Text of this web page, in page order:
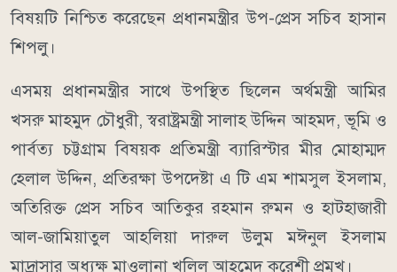
বিষয়টি নিশ্চিত করেছেন প্রধানমন্ত্রীর উপ-প্রেস সচিব হাসান
শিপলু।
এসময় প্রধানমন্ত্রীর সাথে উপস্থিত ছিলেন অর্থমন্ত্রী আমির
খসরু মাহমুদ চৌধুরী, স্বরাষ্ট্রমন্ত্রী সালাহ উদ্দিন আহমদ, ভূমি ও
পার্বত্য চট্টগ্রাম বিষয়ক প্রতিমন্ত্রী ব্যারিস্টার মীর মোহাম্মদ
হেলাল উদ্দিন, প্রতিরক্ষা উপদেষ্টা এ টি এম শামসুল ইসলাম,
অতিরিক্ত প্রেস সচিব আতিকুর রহমান রুমন ও হাটহাজারী
আল-জামিয়াতুল আহলিয়া দারুল উলুম মঈনুল ইসলাম
মাদ্রাসার অধ্যক্ষ মাওলানা খলিল আহমেদ কুরেশী প্রমুখ।